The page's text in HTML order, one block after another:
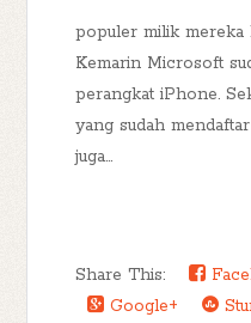
populer milik mereka
Kemarin Microsoft
perangkat iPhone.
yang sudah
juga...
Share This:
Google+